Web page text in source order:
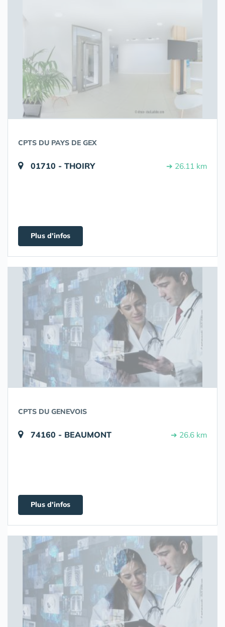
CPTS DU PAYS DE GEX
01710 - THOIRY ➔ 26.11 km
Plus d'infos
CPTS DU GENEVOIS
74160 - BEAUMONT ➔ 26.6 km
Plus d'infos